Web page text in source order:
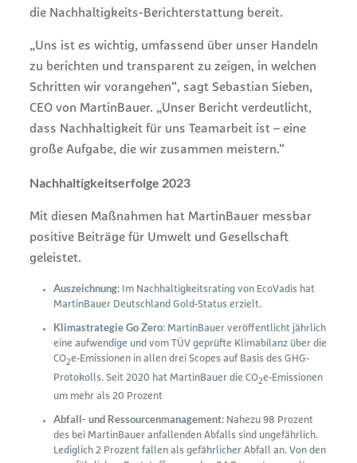
die Nachhaltigkeits-Berichterstattung bereit.
„Uns ist es wichtig, umfassend über unser Handeln
zu berichten und transparent zu zeigen, in welchen
Schritten wir vorangehen“, sagt Sebastian Sieben,
CEO von MartinBauer. „Unser Bericht verdeutlicht,
dass Nachhaltigkeit für uns Teamarbeit ist – eine
große Aufgabe, die wir zusammen meistern.“
Nachhaltigkeitserfolge 2023
Mit diesen Maßnahmen hat MartinBauer messbar
positive Beiträge für Umwelt und Gesellschaft
geleistet.
Auszeichnung: Im Nachhaltigkeitsrating von EcoVadis hat
MartinBauer Deutschland Gold-Status erzielt.
Klimastrategie Go Zero: MartinBauer veröffentlicht jährlich
eine aufwendige und vom TÜV geprüfte Klimabilanz über die
CO2e-Emissionen in allen drei Scopes auf Basis des GHG-
Protokolls. Seit 2020 hat MartinBauer die CO2e-Emissionen
um mehr als 20 Prozent
Abfall- und Ressourcenmanagement: Nahezu 98 Prozent
des bei MartinBauer anfallenden Abfalls sind ungefährlich.
Lediglich 2 Prozent fallen als gefährlicher Abfall an. Von den